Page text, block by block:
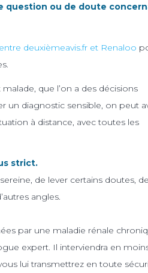
question ou de doute
deuxièmeavis.fr et Renaloo
que l’on a des décisions
un diagnostic sensible, on peut
à distance, avec toutes les
strict.
de lever certains doutes, de
angles.
par une maladie rénale
expert. Il interviendra en
lui transmettrez en toute